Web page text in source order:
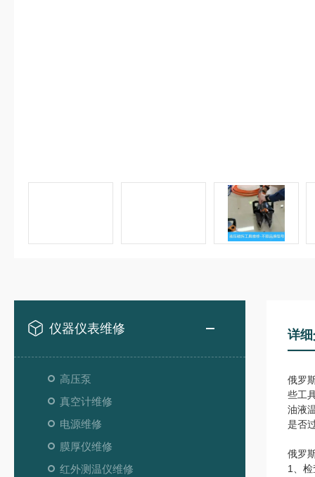
仪器仪表维修
高压泵
真空计维修
电源维修
膜厚仪维修
红外测温仪维修
详
俄罗
些工
油液
是否
俄罗
1、